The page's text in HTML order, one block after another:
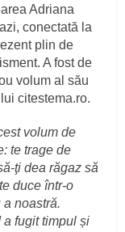
Adriana
conectată la
plin de
A fost de
volum al său
citestema.ro.
volum de
te trage de
ţi dea răgaz să
duce într-o
noastră.
fugit timpul și